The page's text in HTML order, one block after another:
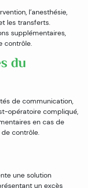
l’anesthésie,
les transferts.
supplémentaires,
contrôle.
du
de communication,
opératoire compliqué,
en cas de
contrôle.
une solution
un excès